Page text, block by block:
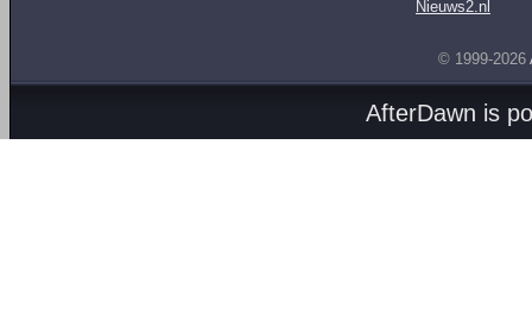
Nieuws2.nl
© 1999-2026
AfterDawn is